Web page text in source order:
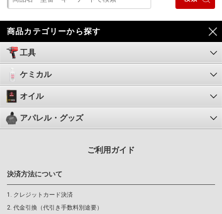
商品カテゴリーから探す
工具
ケミカル
オイル
アパレル・グッズ
ご利用ガイド
決済方法について
クレジットカード決済
代金引換（代引き手数料別途要）